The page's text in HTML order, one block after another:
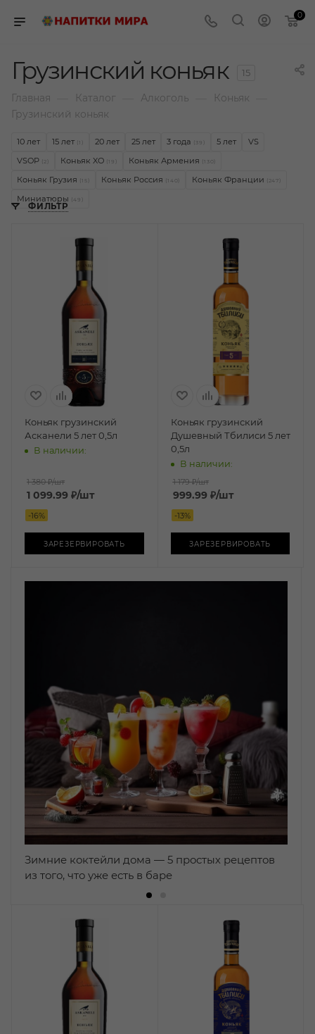
0
Грузинский коньяк 15
Главная Каталог Алкоголь Коньяк
Грузинский коньяк
10 лет 15 лет (1) 20 лет 25 лет 3 года (39) 5 лет
VS
VSOP
(2) Коньяк XO (19) Коньяк Армения (130)
Коньяк Грузия (15) Коньяк Россия (140) Коньяк Франции (247)
Миниатюры (49)
ФИЛЬТР
Коньяк грузинский
Асканели 5 лет 0,5л
В наличии:
1 380 ₽/шт
1 099.99 ₽/шт
-16%
ЗАРЕЗЕРВИРОВАТЬ
Коньяк грузинский
Душевный Тбилиси 5 лет
0,5л
В наличии:
1 179 ₽/шт
999.99₽/шт
-13%
ЗАРЕЗЕРВИРОВАТЬ
Зимние коктейли дома — 5 простых рецептов
из того, что уже есть в баре